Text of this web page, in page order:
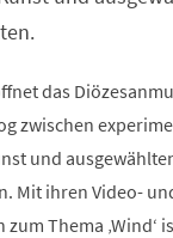
das
zwischen
und
Mit ihren Video-
Thema ‚Wind‘